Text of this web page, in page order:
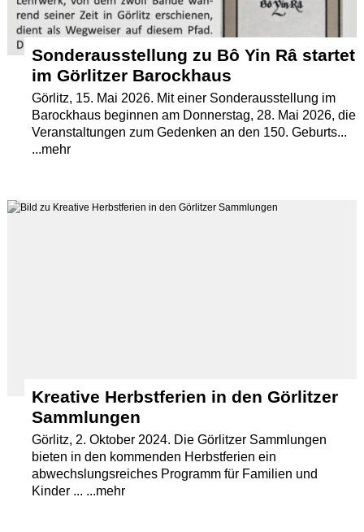
Sonderausstellung zu Bô Yin Râ startet
im Görlitzer Barockhaus
Görlitz, 15. Mai 2026. Mit einer Sonderausstellung im
Barockhaus beginnen am Donnerstag, 28. Mai 2026, die
Veranstaltungen zum Gedenken an den 150. Geburts...
...mehr
Kreative Herbstferien in den Görlitzer
Sammlungen
Görlitz, 2. Oktober 2024. Die Görlitzer Sammlungen
bieten in den kommenden Herbstferien ein
abwechslungsreiches Programm für Familien und
Kinder ... ...mehr